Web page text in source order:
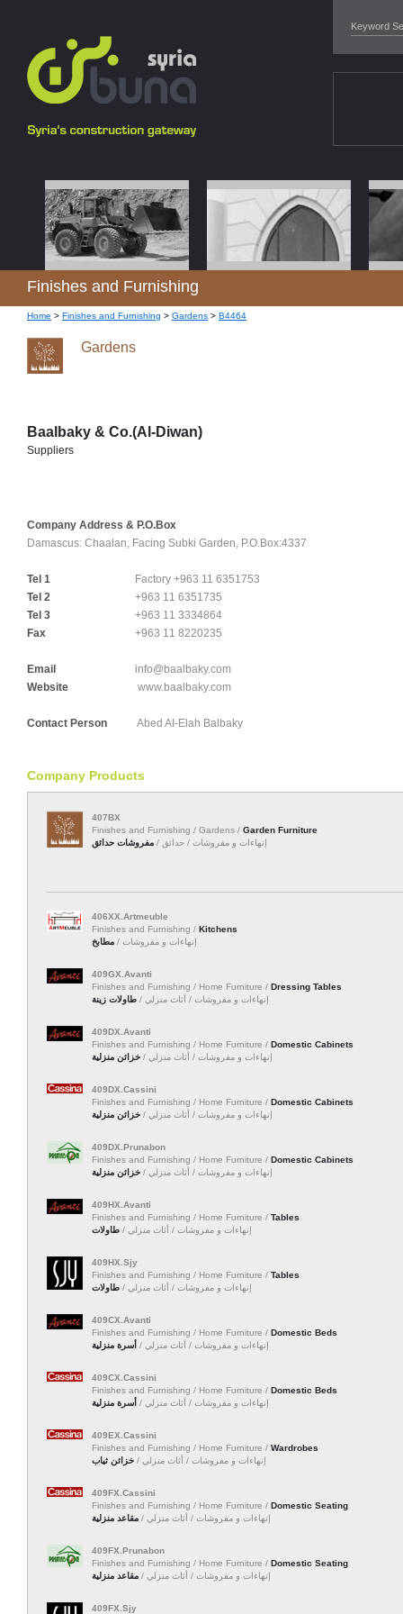
Finishes and Furnishing
Home > Finishes and Furnishing > Gardens > B4464
Gardens
Baalbaky & Co.(Al-Diwan)
Suppliers
Company Address & P.O.Box
Damascus: Chaalan, Facing Subki Garden, P.O.Box:4337
Tel 1
Factory +963 11 6351753
Tel 2
+963 11 6351735
Tel 3
+963 11 3334864
Fax
+963 11 8220235
Email
info@baalbaky.com
Website
www.baalbaky.com
Contact Person Abed AI-Elah Balbaky
Company Products
407BX
Finishes and Furnishing / Gardens / Garden Furniture
إنهاءات و مفروشات / حدائق / مفروشات حدائق
406XX.Artmeuble
Finishes and Furnishing / Kitchens
إنهاءات و مفروشات / مطابخ
409GX.Avanti
Finishes and Furnishing / Home Furniture / Dressing Tables
إنهاءات و مفروشات / أثاث منزلي / طاولات زينة
409DX.Avanti
Finishes and Furnishing / Home Furniture / Domestic Cabinets
إنهاءات و مفروشات / أثاث منزلي / خزائن منزلية
409DX.Cassini
Finishes and Furnishing / Home Furniture / Domestic Cabinets
إنهاءات و مفروشات / أثاث منزلي / خزائن منزلية
409DX.Prunabon
Finishes and Furnishing / Home Furniture / Domestic Cabinets
إنهاءات و مفروشات / أثاث منزلي / خزائن منزلية
409HX.Avanti
Finishes and Furnishing / Home Furniture / Tables
إنهاءات و مفروشات / أثاث منزلي / طاولات
409HX.Sjy
Finishes and Furnishing / Home Furniture / Tables
إنهاءات و مفروشات / أثاث منزلي / طاولات
409CX.Avanti
Finishes and Furnishing / Home Furniture / Domestic Beds
إنهاءات و مفروشات / أثاث منزلي / أسرة منزلية
409CX.Cassini
Finishes and Furnishing / Home Furniture / Domestic Beds
إنهاءات و مفروشات / أثاث منزلي / أسرة منزلية
409EX.Cassini
Finishes and Furnishing / Home Furniture / Wardrobes
إنهاءات و مفروشات / أثاث منزلي / خزائن ثياب
409FX.Cassini
Finishes and Furnishing / Home Furniture / Domestic Seating
إنهاءات و مفروشات / أثاث منزلي / مقاعد منزلية
409FX.Prunabon
Finishes and Furnishing / Home Furniture / Domestic Seating
إنهاءات و مفروشات / أثاث منزلي / مقاعد منزلية
409FX.Sjy